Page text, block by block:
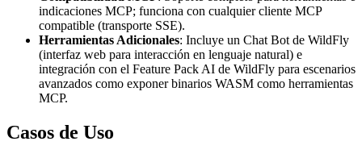
indicaciones MCP; funciona con cualquier cliente MCP
compatible (transporte SSE).
Herramientas Adicionales: Incluye un Chat Bot de WildFly
(interfaz web para interacción en lenguaje natural) e
integración con el Feature Pack AI de WildFly para escenarios
avanzados como exponer binarios WASM como herramientas
MCP.
Casos de Uso